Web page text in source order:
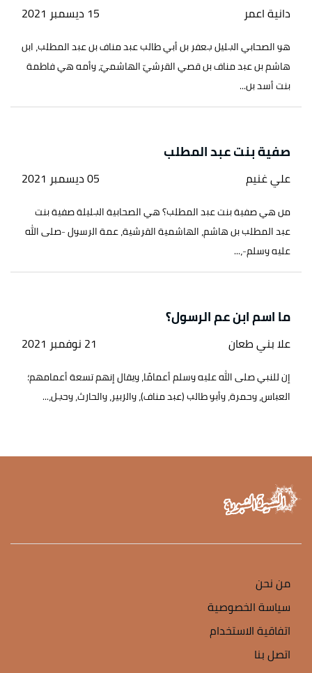
دانية اعمر 15 ديسمبر 2021
هو الصحابي الجليل جعفر بن أبي طالب عبد مناف بن عبد المطلب، ابن
هاشم بن عبد مناف بن قصي القرشيّ الهاشميّ، وأمه هي فاطمة
بنت أسد بن...
صفية بنت عبد المطلب
علي غنيم 05 ديسمبر 2021
من هي صفية بنت عبد المطلب؟ هي الصحابية الجليلة صفية بنت
عبد المطلب بن هاشم، الهاشمية القرشية، عمة الرسول -صلى الله
عليه وسلم-،...
ما اسم ابن عم الرسول؟
علا بني طعان 21 نوفمبر 2021
إن للنبي صلى الله عليه وسلم أعمامًا، ويقال إنهم تسعة أعمامهم؛
العباس، وحمرة، وأبو طالب (عبد مناف)، والزبير، والحارث، وحجل،...
من نحن
سياسة الخصوصية
اتفاقية الاستخدام
اتصل بنا